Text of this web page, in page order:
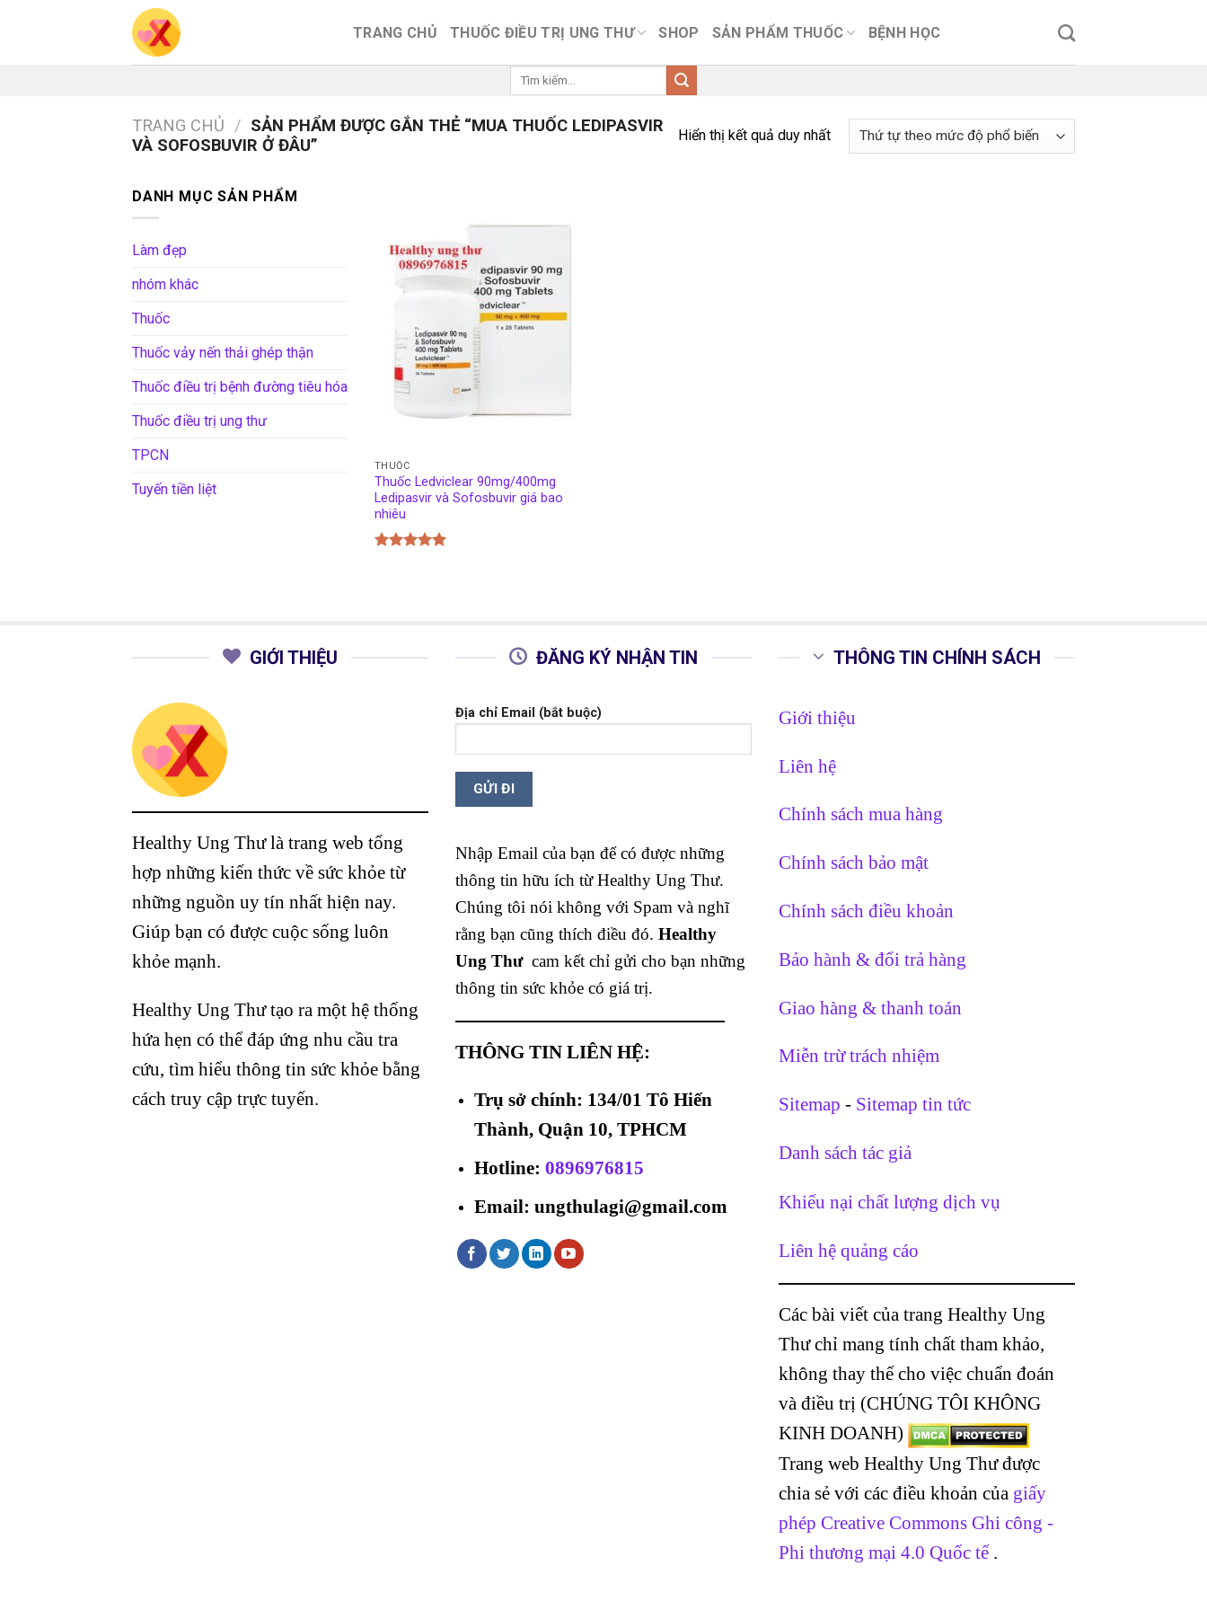
TRANG CHỦ THUỐC ĐIỀU TRỊ UNG THƯ SHOP SẢN PHẨM THUỐC BỆNH HỌC
Tìm
TRANG CHỦ / SẢN PHẨM ĐƯỢC GẮN THẺ “MUA THUỐC LEDIPASVIR
VÀ SOFOSBUVIR Ở ĐÂU”
Hiển thị kết quả duy nhất
DANH MỤC SẢN PHẨM
Làm đẹp
nhóm khác
Thuốc
Thuốc vảy nến thải ghép thận
Thuốc điều trị bệnh đường tiêu hóa
Thuốc điều trị ung thư
TPCN
Tuyến tiền liệt
THUỐC
Thuốc Ledviclear 90mg/400mg
Ledipasvir và Sofosbuvir giá bao
nhiêu
GIỚI THIỆU
Healthy Ung Thư là trang web tổng
hợp những kiến thức về sức khỏe từ
những nguồn uy tín nhất hiện nay.
Giúp bạn có được cuộc sống luôn
khỏe mạnh.
Healthy Ung Thư tạo ra một hệ thống
hứa hẹn có thể đáp ứng nhu cầu tra
cứu, tìm hiểu thông tin sức khỏe bằng
cách truy cập trực tuyến.
ĐĂNG KÝ NHẬN TIN
Địa chỉ Email (bắt buộc)
Nhập Email của bạn để có được những
thông tin hữu ích từ Healthy Ung Thư.
Chúng tôi nói không với Spam và nghĩ
rằng bạn cũng thích điều đó. Healthy
Ung Thư cam kết chỉ gửi cho bạn những
thông tin sức khỏe có giá trị.
THÔNG TIN LIÊN HỆ:
Trụ sở chính: 134/01 Tô Hiến
Thành, Quận 10, TPHCM
Hotline: 0896976815
Email: ungthulagi@gmail.com
THÔNG TIN CHÍNH SÁCH
Giới thiệu
Liên hệ
Chính sách mua hàng
Chính sách bảo mật
Chính sách điều khoản
Bảo hành & đổi trả hàng
Giao hàng & thanh toán
Miễn trừ trách nhiệm
Sitemap - Sitemap tin tức
Danh sách tác giả
Khiếu nại chất lượng dịch vụ
Liên hệ quảng cáo
Các bài viết của trang Healthy Ung
Thư chỉ mang tính chất tham khảo,
không thay thế cho việc chuẩn đoán
và điều trị (CHÚNG TÔI KHÔNG
KINH DOANH)
Trang web Healthy Ung Thư được
chia sẻ với các điều khoản của giấy
phép Creative Commons Ghi công -
Phi thương mại 4.0 Quốc tế